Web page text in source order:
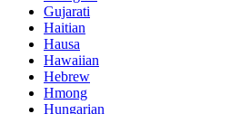
Gujarati
Haitian
Hausa
Hawaiian
Hebrew
Hmong
Hungarian